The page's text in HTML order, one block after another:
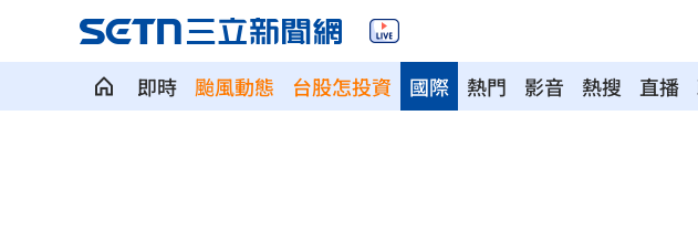
即時 颱風動態 台股怎投資 熱門 影音 熱搜 直播
國際